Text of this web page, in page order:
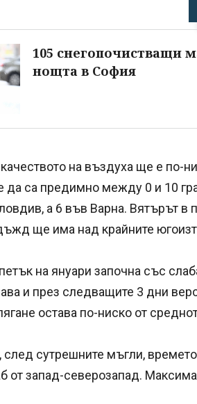
105 снегопочистващи
нощта в София
на въздуха ще е по-
да са предимно между 0 и 10
а 6 във Варна. Вятърът в
ще има над крайните
на януари започна със
и през следващите 3 дни
остава по-ниско от
след сутрешните мъгли,
от запад-северозапад.